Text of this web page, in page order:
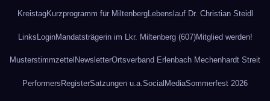
KreistagKurzprogramm für MiltenbergLebenslauf Dr. Christian Steidl
LinksLoginMandatsträgerin im Lkr. Miltenberg (607)Mitglied werden!
Musterstimmzettel NewsletterOrtsverband Erlenbach Mechenhardt Streit
Performers RegisterSatzungen u.a.SocialMediaSommerfest 2026